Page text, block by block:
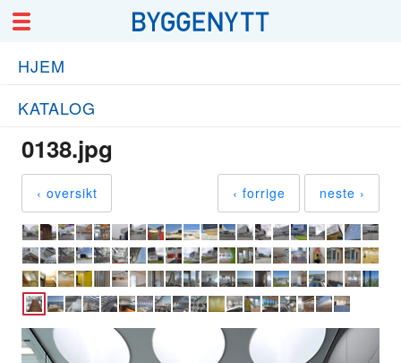
HJEM
KATALOG
0138.jpg
‹ oversikt ‹ forrige neste ›